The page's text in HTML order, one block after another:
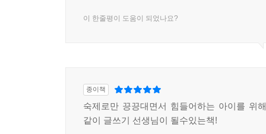
이 한줄평이 도움이 되었나요?
종이책
숙제로만 끙끙대면서 힘들어하는 아이를 위
같이 글쓰기 선생님이 될수있는책!